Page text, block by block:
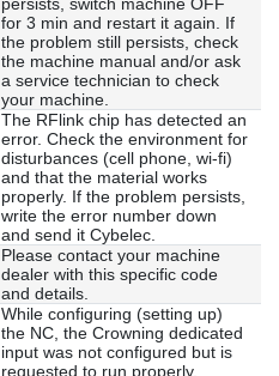
for 3 min and restart it again. If
the problem still persists, check
the machine manual and/or ask
a service technician to check
your machine.
The RFlink chip has detected an
error. Check the environment for
disturbances (cell phone, wi-fi)
and that the material works
properly. If the problem persists,
write the error number down
and send it Cybelec.
Please contact your machine
dealer with this specific code
and details.
While configuring (setting up)
the NC, the Crowning dedicated
input was not configured but is
requested to run properly.